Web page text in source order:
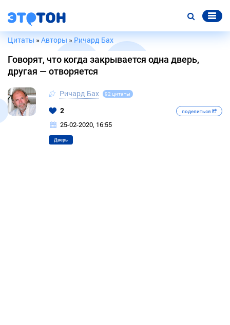
Цитаты » Авторы »Ричард Бах
Говорят, что когда закрывается одна дверь,
другая — отворяется
Ричард Бах 92 цитаты
2 поделиться
25-02-2020, 16:55
Дверь